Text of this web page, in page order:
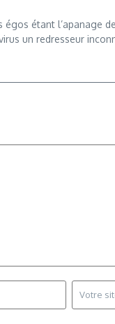
étant l’apanage
un redresseur